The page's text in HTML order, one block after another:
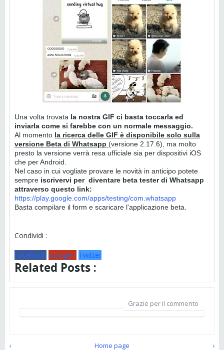
Una volta trovata la nostra GIF ci basta toccarla ed
inviarla come si farebbe con un normale messaggio.
Al momento la ricerca delle GIF è disponibile solo sulla
versione Beta di Whatsapp (versione 2.17.6), ma molto
presto la versione verrà resa ufficiale sia per dispositivi iOS
che per Android.
Nel caso in cui vogliate provare le novità in anticipo potete
sempre iscrivervi per diventare beta tester di Whatsapp
attraverso questo link:
https://play.google.com/apps/testing/com.whatsapp
Basta compilare il form e scaricare l'applicazione beta.
Condividi :
Facebook Google+ Twitter
Related Posts :
Grazie per il commento
‹ ›
Home page